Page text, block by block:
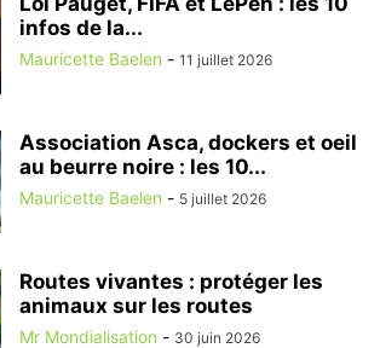
infos de la...
Mauricette Baelen - 11 juillet 2026
Association Asca, dockers et oeil
au beurre noire : les 10...
Mauricette Baelen - 5 juillet 2026
Routes vivantes : protéger les
animaux sur les routes
Mr Mondialisation - 30 juin 2026